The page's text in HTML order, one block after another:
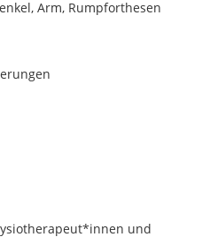
Arm, Rumpforthesen
und